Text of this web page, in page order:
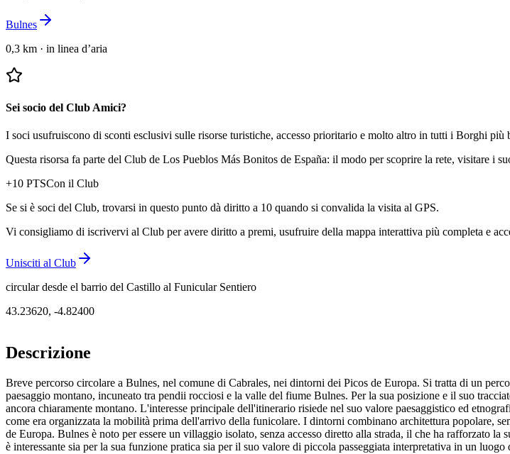
Bulnes
0,3 km · in linea d’aria
Sei socio del Club Amici?
I soci usufruiscono di sconti esclusivi sulle risorse turistiche, accesso prioritario e molto altro in tutti i Borghi più
Questa risorsa fa parte del Club de Los Pueblos Más Bonitos de España: il modo per scoprire la rete, visitare i
+10 PTSCon il Club
Se si è soci del Club, trovarsi in questo punto dà diritto a 10 quando si convalida la visita al GPS.
Vi consigliamo di iscrivervi al Club per avere diritto a premi, usufruire della mappa interattiva più completa e
Unisciti al Club
circular desde el barrio del Castillo al Funicular Sentiero
43.23620, -4.82400
Descrizione
Breve percorso circolare a Bulnes, nel comune di Cabrales, nei dintorni dei Picos de Europa. Si tratta di un
paesaggio montano, incuneato tra pendii rocciosi e la valle del fiume Bulnes. Per la sua posizione e il suo
ancora chiaramente montano. L'interesse principale dell'itinerario risiede nel suo valore paesaggistico ed
come era organizzata la mobilità prima dell'arrivo della funicolare. I dintorni combinano architettura popolare,
de Europa. Bulnes è noto per essere un villaggio isolato, senza accesso diretto alla strada, il che ha rafforzato
è interessante sia per la sua funzione pratica sia per il suo valore di piccola passeggiata interpretativa in un